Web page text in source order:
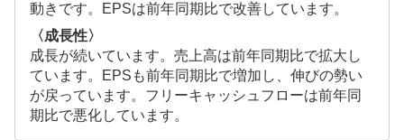
動きです。EPSは前年同期比で改善しています。
〈成長性〉
成長が続いています。売上高は前年同期比で拡大し
ています。EPSも前年同期比で増加し、伸びの勢い
が戻っています。フリーキャッシュフローは前年同
期比で悪化しています。